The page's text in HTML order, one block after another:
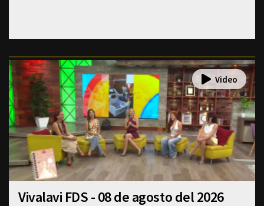
Vivalavi FDS - 08 de agosto del 2026